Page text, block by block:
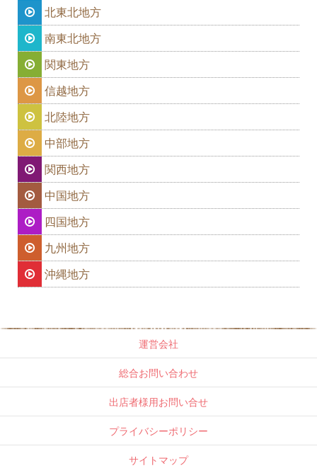
北東北地方
南東北地方
関東地方
信越地方
北陸地方
中部地方
関西地方
中国地方
四国地方
九州地方
沖縄地方
運営会社
総合お問い合わせ
出店者様用お問い合せ
プライバシーポリシー
サイトマップ